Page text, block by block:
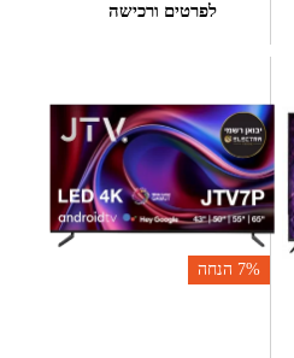
לפרטים ורכישה
7% הנחה